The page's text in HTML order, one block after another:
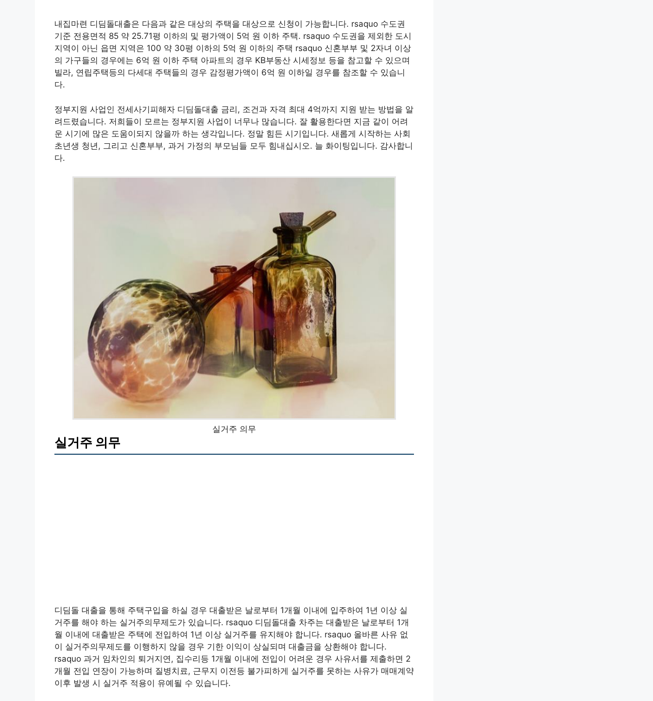
내집마련 디딤돌대출은 다음과 같은 대상의 주택을 대상으로 신청이 가능합니다. rsaquo 수도권
기준 전용면적 85 약 25.71평 이하의 및 평가액이 5억 원 이하 주택. rsaquo 수도권을 제외한 도시
지역이 아닌 읍면 지역은 100 약 30평 이하의 5억 원 이하의 주택 rsaquo 신혼부부 및 2자녀 이상
의 가구들의 경우에는 6억 원 이하 주택 아파트의 경우 KB부동산 시세정보 등을 참고할 수 있으며
빌라, 연립주택등의 다세대 주택들의 경우 감정평가액이 6억 원 이하일 경우를 참조할 수 있습니
다.
정부지원 사업인 전세사기피해자 디딤돌대출 금리, 조건과 자격 최대 4억까지 지원 받는 방법을 알
려드렸습니다. 저희들이 모르는 정부지원 사업이 너무나 많습니다. 잘 활용한다면 지금 같이 어려
운 시기에 많은 도움이되지 않을까 하는 생각입니다. 정말 힘든 시기입니다. 새롭게 시작하는 사회
초년생 청년, 그리고 신혼부부, 과거 가정의 부모님들 모두 힘내십시오. 늘 화이팅입니다. 감사합니
다.
실거주 의무
실거주 의무
디딤돌 대출을 통해 주택구입을 하실 경우 대출받은 날로부터 1개월 이내에 입주하여 1년 이상 실
거주를 해야 하는 실거주의무제도가 있습니다. rsaquo 디딤돌대출 차주는 대출받은 날로부터 1개
월 이내에 대출받은 주택에 전입하여 1년 이상 실거주를 유지해야 합니다. rsaquo 올바른 사유 없
이 실거주의무제도를 이행하지 않을 경우 기한 이익이 상실되며 대출금을 상환해야 합니다.
rsaquo 과거 임차인의 퇴거지연, 집수리등 1개월 이내에 전입이 어려운 경우 사유서를 제출하면 2
개월 전입 연장이 가능하며 질병치료, 근무지 이전등 불가피하게 실거주를 못하는 사유가 매매계약
이후 발생 시 실거주 적용이 유예될 수 있습니다.